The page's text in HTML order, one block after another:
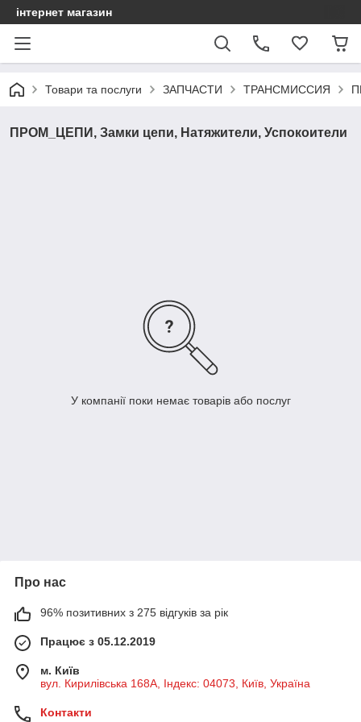
інтернет магазин
Товари та послуги ЗАПЧАСТИ ТРАНСМИССИЯ
ПРОМ_ЦЕПИ, Замки цепи, Натяжители, Успокоители
У компанії поки немає товарів або послуг
Про нас
96% позитивних з 275 відгуків за рік
Працює з 05.12.2019
м. Київ
вул. Кирилівська 168A, Індекс: 04073, Київ, Україна
Контакти